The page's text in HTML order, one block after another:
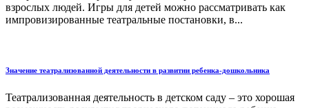
взрослых людей. Игры для детей можно рассматривать как
импровизированные театральные постановки, в...
Значение театрализованной деятельности в развитии ребенка-дошкольника
Театрализованная деятельность в детском саду – это хорошая